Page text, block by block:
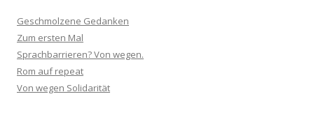
Geschmolzene Gedanken
Zum ersten Mal
Sprachbarrieren? Von wegen.
Rom auf repeat
Von wegen Solidarität